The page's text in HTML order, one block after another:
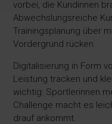
vorbei, die Kundinnen
Abwechslungsreiche
Trainingsplanung über
Vordergrund rücken.
Digitalisierung in Form
Leistung tracken und
wichtig: Sportlerinnen
Challenge macht es
drauf ankommt.